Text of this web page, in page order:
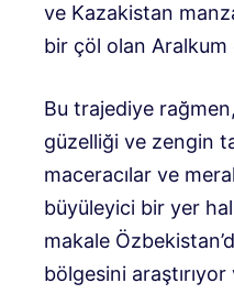
ve Kazakistan
bir çöl olan Aralkum
Bu trajediye
güzelliği ve zengin
maceracılar ve
büyüleyici bir yer
makale
bölgesini